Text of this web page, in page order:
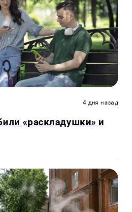
4 дня назад
«раскладушки» и